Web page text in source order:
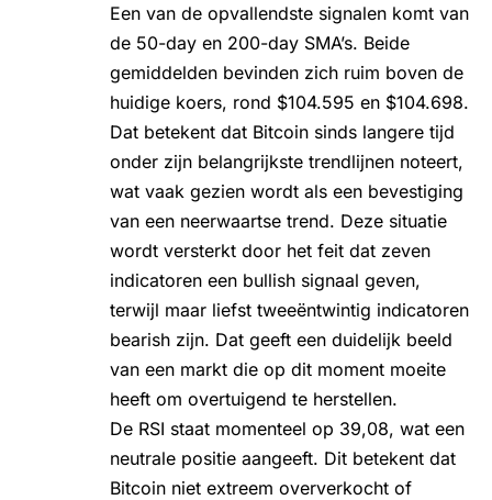
Een van de opvallendste signalen komt van
de 50-day en 200-day SMA’s. Beide
gemiddelden bevinden zich ruim boven de
huidige koers, rond $104.595 en $104.698.
Dat betekent dat Bitcoin sinds langere tijd
onder zijn belangrijkste trendlijnen noteert,
wat vaak gezien wordt als een bevestiging
van een neerwaartse trend. Deze situatie
wordt versterkt door het feit dat zeven
indicatoren een bullish signaal geven,
terwijl maar liefst tweeëntwintig indicatoren
bearish zijn. Dat geeft een duidelijk beeld
van een markt die op dit moment moeite
heeft om overtuigend te herstellen.
De RSI staat momenteel op 39,08, wat een
neutrale positie aangeeft. Dit betekent dat
Bitcoin niet extreem oververkocht of